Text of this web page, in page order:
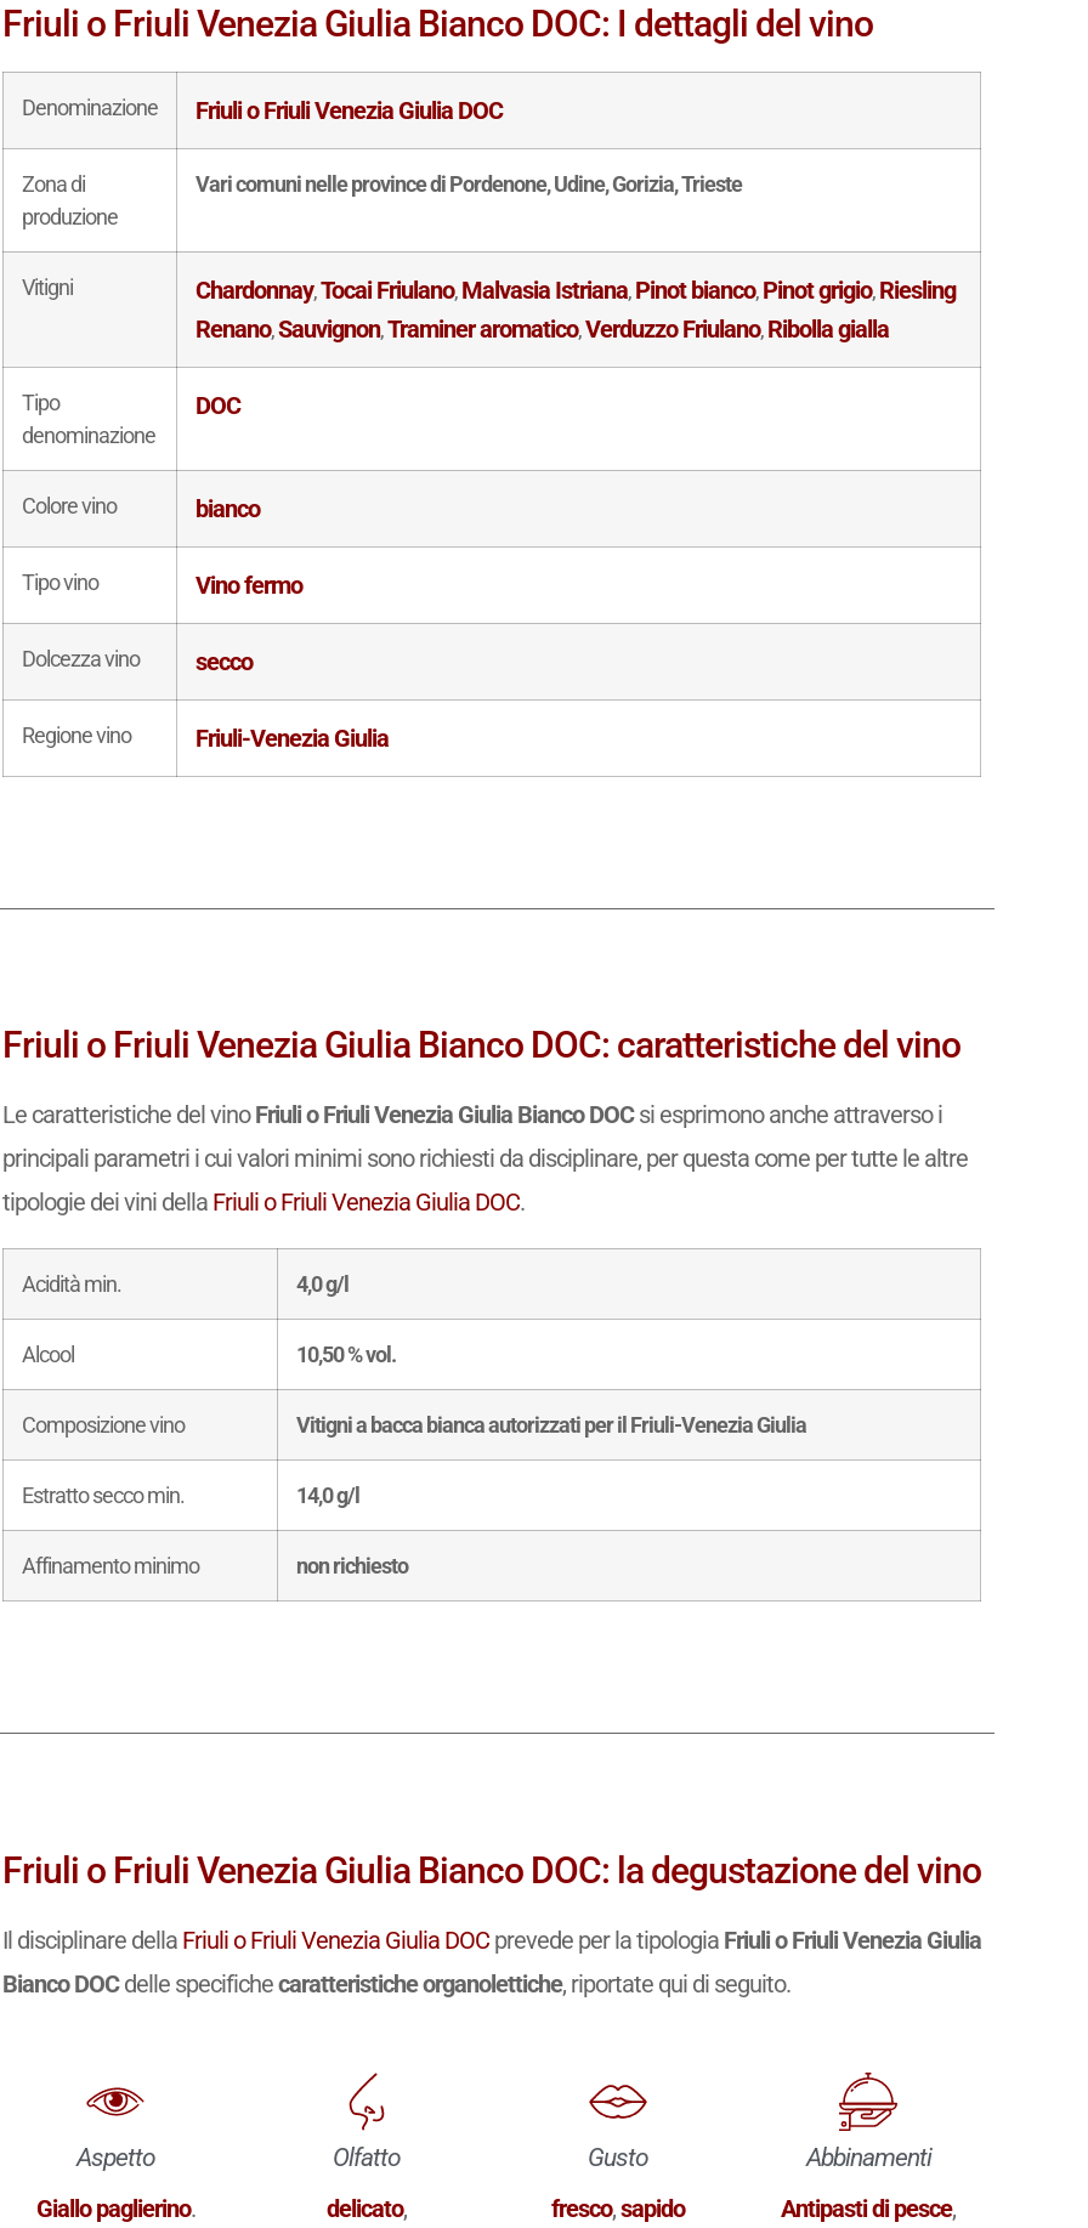
Friuli o Friuli Venezia Giulia Bianco DOC: I dettagli del vino
Denominazione Friuli o Friuli Venezia Giulia DOC
Zona di
produzione
Vari comuni nelle province di Pordenone, Udine, Gorizia, Trieste
Vitigni Chardonnay,Tocai Friulano,Malvasia Istriana,Pinot bianco,Pinot grigio,Riesling
Renano,Sauvignon,Traminer aromatico,Verduzzo Friulano,Ribolla gialla
Tipo
denominazione
DOC
Colore vino bianco
Tipo vino Vino fermo
Dolcezza vino secco
Regione vino Friuli-Venezia Giulia
Friuli o Friuli Venezia Giulia Bianco DOC: caratteristiche del vino
Le caratteristiche del vinoFriuli o Friuli Venezia Giulia Bianco DOCsi esprimono anche attraverso i
principali parametri i cui valori minimi sono richiesti da disciplinare, per questa come per tutte le altre
tipologie dei vini della Friuli o Friuli Venezia Giulia DOC.
Acidità min. 4,0 g/l
Alcool 10,50 % vol.
Composizione vino Vitigni a bacca bianca autorizzati per il Friuli-Venezia Giulia
Estratto secco min. 14,0 g/l
Affinamento minimo non richiesto
Friuli o Friuli Venezia Giulia Bianco DOC: la degustazione del vino
Il disciplinare della Friuli o Friuli Venezia Giulia DOC prevede per la tipologia Friuli o Friuli Venezia Giulia
Bianco DOCdelle specifichecaratteristiche organolettiche, riportate qui di seguito.
Aspetto
Giallo paglierino.
Olfatto
delicato,
Gusto
fresco,sapido
Abbinamenti
Antipasti di pesce,